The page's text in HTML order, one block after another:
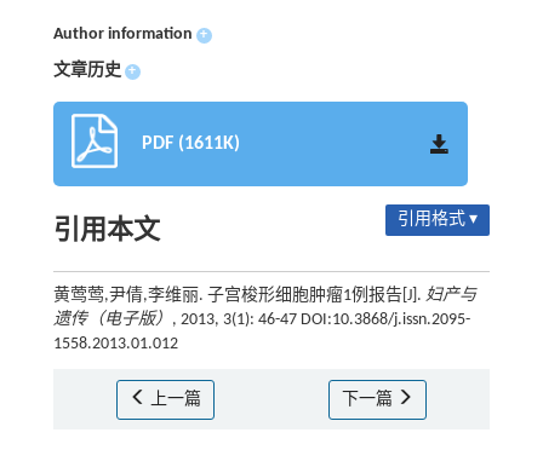
Author information +
文章历史 +
PDF (1611K)
引用本文 引用格式 ▾
黄莺莺,尹倩,李维丽. 子宫梭形细胞肿瘤1例报告[J]. 妇产与
遗传（电子版） , 2013, 3(1): 46-47 DOI:10.3868/j.issn.2095-
1558.2013.01.012
上一篇 下一篇